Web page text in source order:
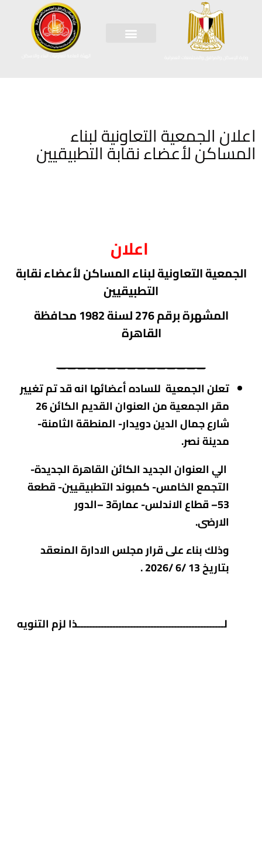
الهيئة العامة لتعاونيات البناء والاسكان
اعلان الجمعية التعاونية لبناء
المساكن لأعضاء نقابة التطبيقيين
اعلان
الجمعية التعاونية لبناء المساكن لأعضاء نقابة
التطبيقيين
المشهرة برقم 276
لسنة 1982 محافظة
القاهرة
_______________
تعلن الجمعية للسادهأعضائها انه قد تم تغيير
مقر الجمعية من العنوان القديم الكائن 26
شارع جمال الدين دويدار- المنطقة الثامنة-
مدينة نصر.
الي العنوان الجديد الكائن القاهرة الجديدة-
التجمع الخامس- كمبوند التطبيقيين- قطعة
53– قطاع الاندلس- عمارة3 –الدور
الارضى.
وذلك بناء على قرار مجلس الادارة المنعقد
بتاريخ 13 /6 /2026 .
لــــــــــــــــــــــــــــــــــــــــــــــــــذا لزم التنويه